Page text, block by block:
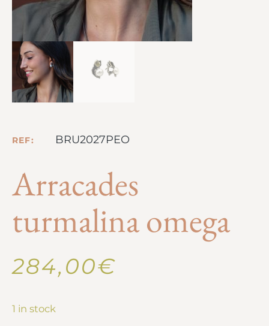
REF: BRU2027PEO
Arracades
turmalina omega
284,00€
1 in stock